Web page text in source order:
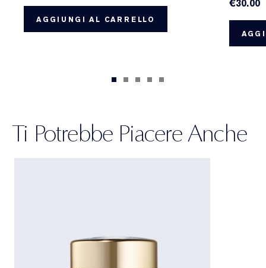
AGGIUNGI AL CARRELLO
€30.00
Ti Potrebbe Piacere Anche